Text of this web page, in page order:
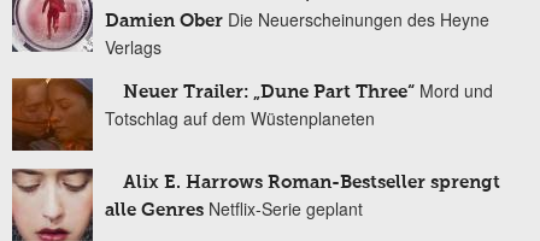
Damien Ober Die Neuerscheinungen des Heyne
Verlags
Neuer Trailer: „Dune Part Three“ Mord und
Totschlag auf dem Wüstenplaneten
Alix E. Harrows Roman-Bestseller sprengt
alle Genres Netflix-Serie geplant